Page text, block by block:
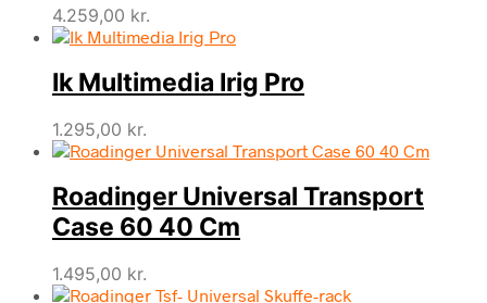
4.259,00 kr.
Ik Multimedia Irig Pro
1.295,00 kr.
Roadinger Universal Transport
Case 60 40 Cm
1.495,00 kr.